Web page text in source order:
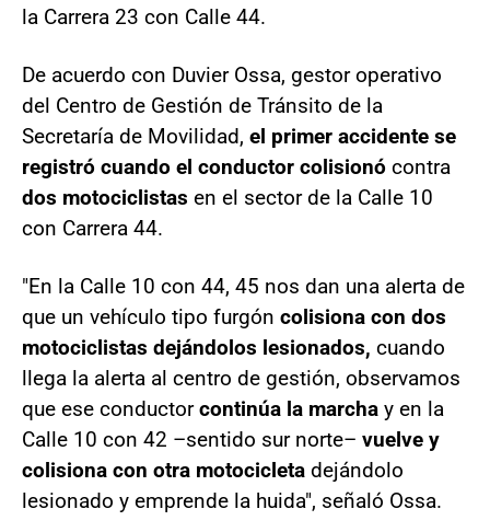
la Carrera 23 con Calle 44.
De acuerdo con Duvier Ossa, gestor operativo
del Centro de Gestión de Tránsito de la
Secretaría de Movilidad, el primer accidente se
registró cuando el conductor colisionó contra
dos motociclistas en el sector de la Calle 10
con Carrera 44.
"En la Calle 10 con 44, 45 nos dan una alerta de
que un vehículo tipo furgón colisiona con dos
motociclistas dejándolos lesionados, cuando
llega la alerta al centro de gestión, observamos
que ese conductorcontinúa la marcha y en la
Calle 10 con 42 –sentido sur norte– vuelve y
colisiona con otra motocicleta dejándolo
lesionado y emprende la huida", señaló Ossa.